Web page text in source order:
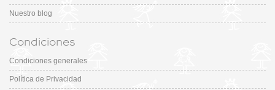
Nuestro blog
Condiciones
Condiciones generales
Política de Privacidad